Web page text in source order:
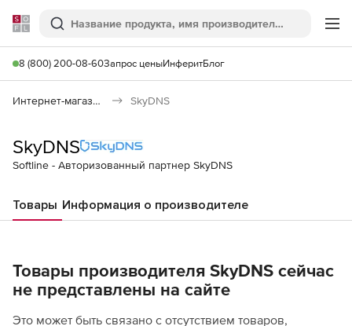
Softline
Поиск
8 (800) 200-08-60Запрос ценыИнферитБлог
Интернет-магазин SkyDNS
SkyDNS
Softline - Авторизованный партнер SkyDNS
Товары Информация о производителе
Товары производителя SkyDNS сейчас
не представлены на сайте
Это может быть связано с отсутствием товаров,